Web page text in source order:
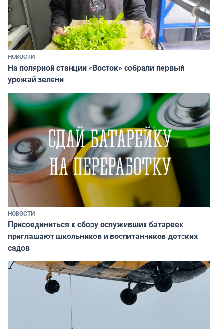
НОВОСТИ
На полярной станции «Восток» собрали первый
урожай зелени
НОВОСТИ
Присоединиться к сбору ослуживших батареек
приглашают школьников и воспитанников детских
садов